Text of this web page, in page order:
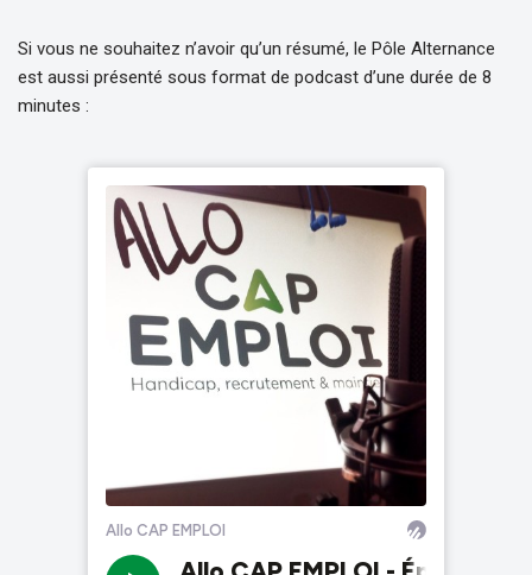
Si vous ne souhaitez n’avoir qu’un résumé, le Pôle Alternance
est aussi présenté sous format de podcast d’une durée de 8
minutes :